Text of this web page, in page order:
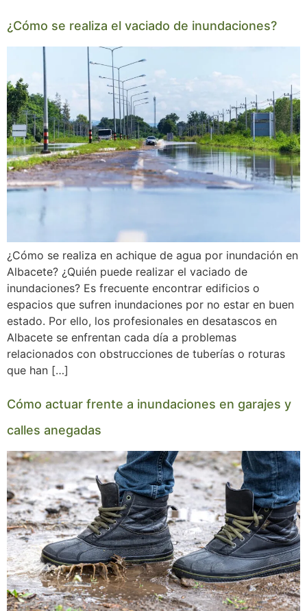
¿Cómo se realiza el vaciado de inundaciones?
¿Cómo se realiza en achique de agua por inundación en
Albacete? ¿Quién puede realizar el vaciado de
inundaciones? Es frecuente encontrar edificios o
espacios que sufren inundaciones por no estar en buen
estado. Por ello, los profesionales en desatascos en
Albacete se enfrentan cada día a problemas
relacionados con obstrucciones de tuberías o roturas
que han […]
Cómo actuar frente a inundaciones en garajes y
calles anegadas